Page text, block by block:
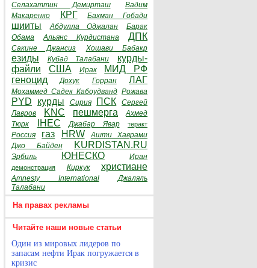
Селахаттин Демирташ
Вадим
Макаренко
КРГ Бахман Гобади
шииты Абдулла Оджалан
Барак
Обама
Альянс Курдистана ДПК
Сакине Джансиз Хошави Бабакр
езиды Кубад Талабани
курды-
файли
США Ирак
МИД РФ
геноцид
Дохук Горран ЛАГ
Мохаммед Садек Кабоудванд Рожава
PYD курды Сирия ПСК
Сергей
Лавров
KNC пешмерга
Ахмед
Тюрк
IHEC Джабар Явар теракт
Россия газ HRW
Ашти Хаврами
Джо Байден
KURDISTAN.RU
Эрбиль ЮНЕСКО Иран
демонстрация Киркук христиане
Amnesty International
Джаляль
Талабани
На правах рекламы
Читайте наши новые статьи
Один из мировых лидеров по
запасам нефти Ирак погружается в
кризис